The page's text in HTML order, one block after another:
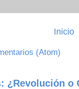
Inicio
(Atom)
¿Revolución o